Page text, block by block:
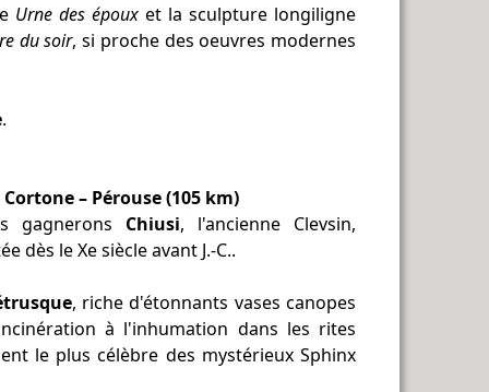
Urne des époux et la sculpture longiligne
du soir, si proche des oeuvres modernes
.
– Pérouse (105 km)
gagnerons Chiusi, l'ancienne Clevsin,
dès le Xe siècle avant J.-C..
, riche d'étonnants vases canopes
à l'inhumation dans les rites
le plus célèbre des mystérieux Sphinx